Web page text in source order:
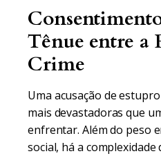
Tênue entre a
Crime
Uma acusação de
mais devastadoras que
enfrentar. Além do peso
social, há a complexidade